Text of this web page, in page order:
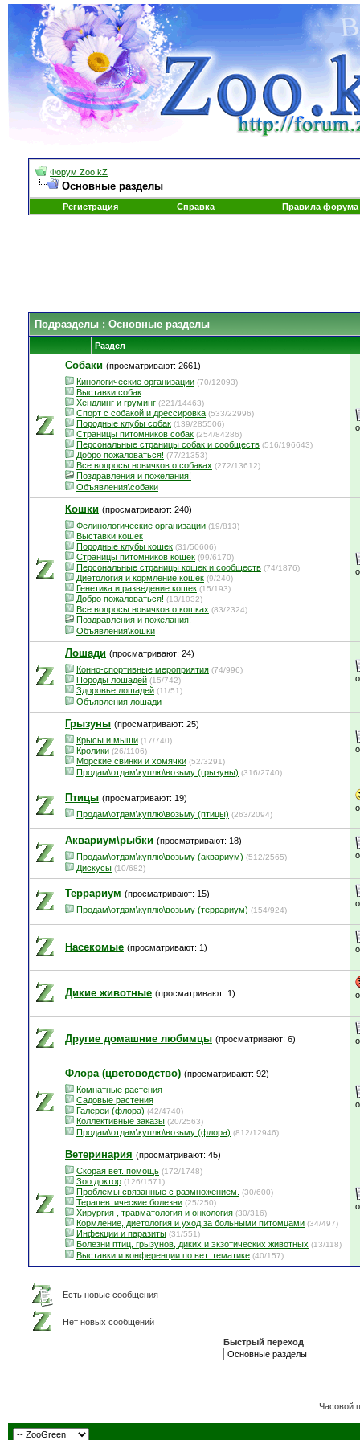
Форум Zoo.kZ
Основные разделы
Регистрация Справка Правила форума
Подразделы : Основные разделы
Раздел
Собаки (просматривают: 2661)
Кинологические организации (70/12093)
Выставки собак
Хендлинг и груминг (221/14463)
Спорт с собакой и дрессировка (533/22996)
Породные клубы собак (139/285506)
Страницы питомников собак (254/84286)
Персональные страницы собак и сообществ (516/196643)
Добро пожаловаться! (77/21353)
Все вопросы новичков о собаках (272/13612)
Поздравления и пожелания!
Объявления\собаки
Кошки (просматривают: 240)
Фелинологические организации (19/813)
Выставки кошек
Породные клубы кошек (31/50606)
Страницы питомников кошек (99/6170)
Персональные страницы кошек и сообществ (74/1876)
Диетология и кормление кошек (9/240)
Генетика и разведение кошек (15/193)
Добро пожаловаться! (13/1032)
Все вопросы новичков о кошках (83/2324)
Поздравления и пожелания!
Объявления\кошки
Лошади (просматривают: 24)
Конно-спортивные мероприятия (74/996)
Породы лошадей (15/742)
Здоровье лошадей (11/51)
Объявления лошади
Грызуны (просматривают: 25)
Крысы и мыши (17/740)
Кролики (26/1106)
Морские свинки и хомячки (52/3291)
Продам\отдам\куплю\возьму (грызуны) (316/2740)
Птицы (просматривают: 19)
Продам\отдам\куплю\возьму (птицы) (263/2094)
Аквариум\рыбки (просматривают: 18)
Продам\отдам\куплю\возьму (аквариум) (512/2565)
Дискусы (10/682)
Террариум (просматривают: 15)
Продам\отдам\куплю\возьму (террариум) (154/924)
Насекомые (просматривают: 1)
Дикие животные (просматривают: 1)
Другие домашние любимцы (просматривают: 6)
Флора (цветоводство) (просматривают: 92)
Комнатные растения
Садовые растения
Галереи (флора) (42/4740)
Коллективные заказы (20/2563)
Продам\отдам\куплю\возьму (флора) (812/12946)
Ветеринария (просматривают: 45)
Скорая вет. помощь (172/1748)
Зоо доктор (126/1571)
Проблемы связанные с размножением. (30/600)
Терапевтические болезни (25/250)
Хирургия , травматология и онкология (30/316)
Кормление, диетология и уход за больными питомцами (34/497)
Инфекции и паразиты (31/551)
Болезни птиц, грызунов, диких и экзотических животных (13/118)
Выставки и конференции по вет. тематике (40/157)
Есть новые сообщения
Нет новых сообщений
Быстрый переход
Часовой